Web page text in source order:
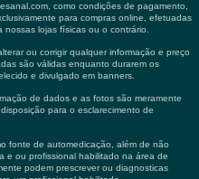
como condições de pagamento,
para compras online, efetuadas
lojas físicas ou o contrário.
ou corrigir qualquer informação e preço
são válidas enquanto durarem os
e divulgado em banners.
de dados e as fotos são meramente
para o esclarecimento de
fonte de automedicação, além de não
e ou profissional habilitado na área de
podem prescrever ou diagnosticas